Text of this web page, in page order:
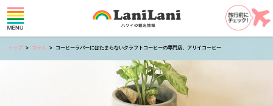
トップ コラム コーヒーラバーにはたまらないクラフトコーヒーの専門店、アリイコーヒー